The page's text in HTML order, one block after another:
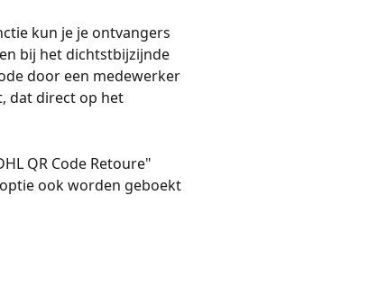
kun je je ontvangers
bij het dichtstbijzijnde
door een medewerker
dat direct op het
QR Code Retoure"
ook worden geboekt